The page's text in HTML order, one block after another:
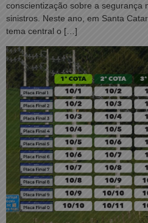
conscientização sobre a segurança
sinistros. Neste ano, em Santa
tema central o […]